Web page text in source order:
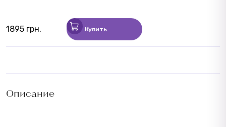
Описание
1895 грн. Купить